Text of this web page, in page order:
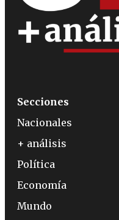
Secciones
Nacionales
+ análisis
Política
Economía
Mundo